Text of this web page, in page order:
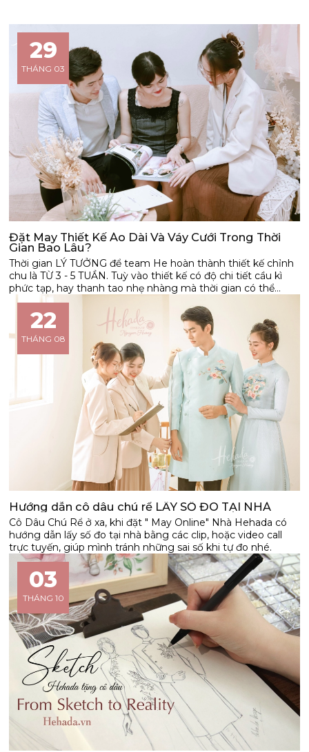
29
THÁNG 03
Đặt May Thiết Kế Áo Dài Và Váy Cưới Trong Thời
Gian Bao Lâu?
Thời gian LÝ TƯỞNG để team He hoàn thành thiết kế chỉnh
chu là TỪ 3 - 5 TUẦN. Tuỳ vào thiết kế có độ chi tiết cầu kì
phức tạp, hay thanh tao nhẹ nhàng mà thời gian có thể
tăng hoặc giảm một chút.
22
THÁNG 08
Hướng dẫn cô dâu chú rể LẤY SỐ ĐO TẠI NHÀ
Cô Dâu Chú Rể ở xa, khi đặt " May Online" Nhà Hehada có
hướng dẫn lấy số đo tại nhà bằng các clip, hoặc video call
trực tuyến, giúp mình tránh những sai số khi tự đo nhé.
03
THÁNG 10